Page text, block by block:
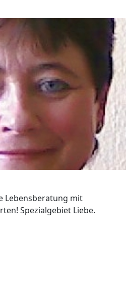
Lebensberatung mit
Spezialgebiet Liebe.